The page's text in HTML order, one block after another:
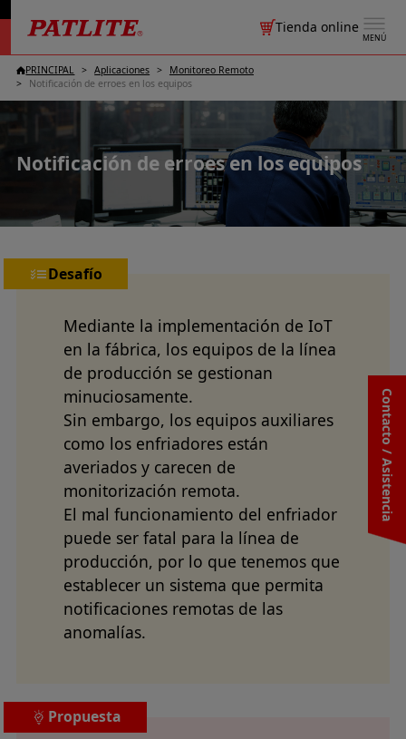
MENÚ
Tienda online
Contacto / Asistencia
PRINCIPAL Aplicaciones
Monitoreo Remoto
Notificación de erroes en los equipos
Notificación de erroes en los equipos
Desafío
Mediante la implementación de IoT
en la fábrica, los equipos de la línea
de producción se gestionan
minuciosamente.
Sin embargo, los equipos auxiliares
como los enfriadores están
averiados y carecen de
monitorización remota.
El mal funcionamiento del enfriador
puede ser fatal para la línea de
producción, por lo que tenemos que
establecer un sistema que permita
notificaciones remotas de las
anomalías.
Propuesta